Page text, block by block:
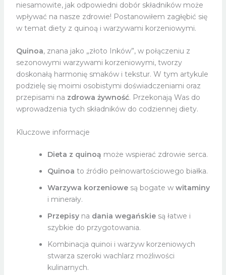
niesamowite, jak odpowiedni dobór składników może
wpływać na nasze zdrowie! Postanowiłem zagłębić się
w temat diety z quinoą i warzywami korzeniowymi.
Quinoa, znana jako „złoto Inków”, w połączeniu z
sezonowymi warzywami korzeniowymi, tworzy
doskonałą harmonię smaków i tekstur. W tym artykule
podzielę się moimi osobistymi doświadczeniami oraz
przepisami na zdrowa żywność. Przekonają Was do
wprowadzenia tych składników do codziennej diety.
Kluczowe informacje
Dieta z quinoą może wspierać zdrowie serca.
Quinoa to źródło pełnowartościowego białka.
Warzywa korzeniowesą bogate w witaminy
i minerały.
Przepisyna dania wegańskiesą łatwe i
szybkie do przygotowania.
Kombinacja quinoi i warzyw korzeniowych
stwarza szeroki wachlarz możliwości
kulinarnych.